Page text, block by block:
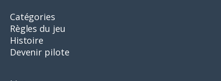
Catégories
Règles du jeu
Histoire
Devenir pilote